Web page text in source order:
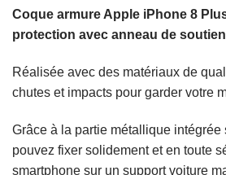
Coque armure Apple iPhone 8
protection avec anneau de soutien
Réalisée avec des matériaux de
chutes et impacts pour garder votre
Grâce à la partie métallique
pouvez fixer solidement et en toute
smartphone sur un support voiture